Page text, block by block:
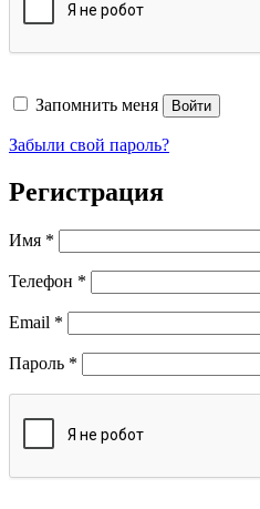
Запомнить меня Войти
Забыли свой пароль?
Регистрация
Имя *
Телефон *
Email *
Пароль *